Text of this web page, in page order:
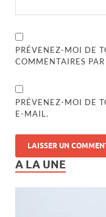
PRÉVENEZ-MOI DE
COMMENTAIRES
PRÉVENEZ-MOI DE
E-MAIL.
A LA UNE